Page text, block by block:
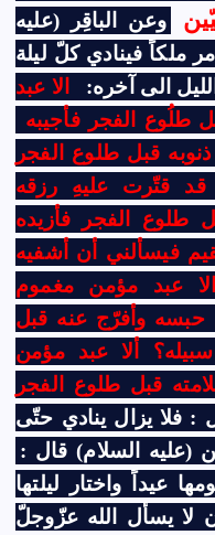
وعن الباقِر (عليه
ملكاً فينادي كلّ ليلة
الى آخره:
الا عبد
طلُوع الفجر فأجيبه
قبل طلوع الفجر
قد قتّرت عليهِ رزقه
طلوع الفجر فأزيده
فيسألني أن أشفيه
عبد مؤمن مغموم
وأفرّج عنه قبل
ألا عبد مؤمن
قبل طلوع الفجر
: فلا يزال ينادي حتّى
(عليه السلام) قال :
عيداً واختار ليلتها
لا يسأل الله عزّوجلّ